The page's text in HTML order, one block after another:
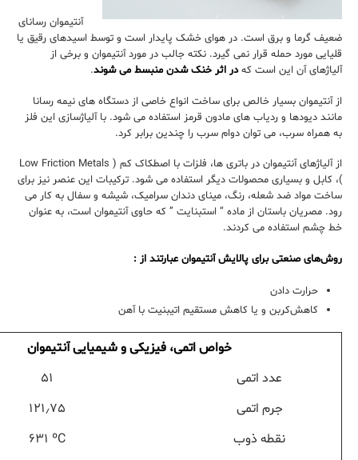
آنتیموان رسانای
ضعیف گرما و برق است. در هوای خشک پایدار است و توسط اسیدهای رقیق یا
قلیایی مورد حمله قرار نمی گیرد. نکته جالب در مورد آنتیموان و برخی از
آلیاژهای آن این است کهدر اثر خنک شدن منبسط می شوند.
از آنتیموان بسیار خالص برای ساخت انواع خاصی از دستگاه های نیمه رسانا
مانند دیودها و ردیاب های مادون قرمز استفاده می شود. با آلیاژسازی این فلز
به همراه سرب، می توان دوام سرب را چندین برابر کرد.
از آلیاژهای آنتیموان در باتری ها، فلزات با اصطکاک کم ( Low Friction Metals
)، کابل و بسیاری محصولات دیگر استفاده می شود. ترکیبات این عنصر نیز برای
ساخت مواد ضد شعله، رنگ، مینای دندان سرامیک، شیشه و سفال به کار می
رود. مصریان باستان از ماده “ استبنایت ” که حاوی آنتیموان است، به عنوان
خط چشم استفاده می کردند.
روش‌های صنعتی برای پالایش آنتیموان عبارتند از :
حرارت دادن
کاهش‌کربن و یا کاهش مستقیم اتیبنیت با آهن
خواص اتمی، فیزیکی و شیمیایی آنتیموان
عدد اتمی
۵۱
جرم اتمی
۱۲۱٫۷۵
نقطه ذوب
۶۳۱ ºC